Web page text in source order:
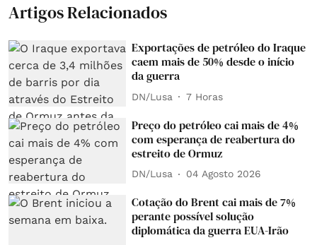
Artigos Relacionados
Exportações de petróleo do Iraque
caem mais de 50% desde o início
da guerra
DN/Lusa 7 Horas
Preço do petróleo cai mais de 4%
com esperança de reabertura do
estreito de Ormuz
DN/Lusa 04 Agosto 2026
Cotação do Brent cai mais de 7%
perante possível solução
diplomática da guerra EUA-Irão